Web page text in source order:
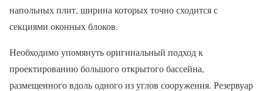
напольных плит, ширина которых точно сходится с
секциями оконных блоков.
Необходимо упомянуть оригинальный подход к
проектированию большого открытого бассейна,
размещенного вдоль одного из углов сооружения. Резервуар